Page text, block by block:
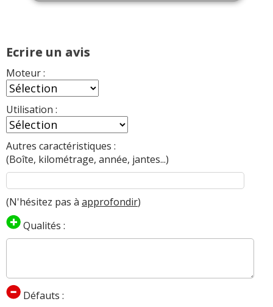
Ecrire un avis
Moteur :
Utilisation :
Autres caractéristiques :
(Boîte, kilométrage, année, jantes...)
(N'hésitez pas à approfondir)
Qualités :
Défauts :